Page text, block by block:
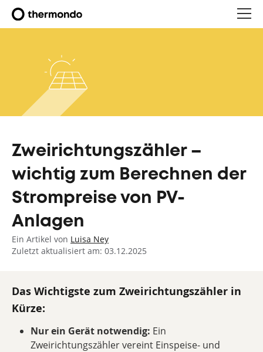
Zweirichtungszähler –
wichtig zum Berechnen der
Strompreise von PV-
Anlagen
Ein Artikel von Luisa Ney
Zuletzt aktualisiert am: 03.12.2025
Das Wichtigste zum Zweirichtungszähler in
Kürze:
Nur ein Gerät notwendig: Ein
Zweirichtungszähler vereint Einspeise- und